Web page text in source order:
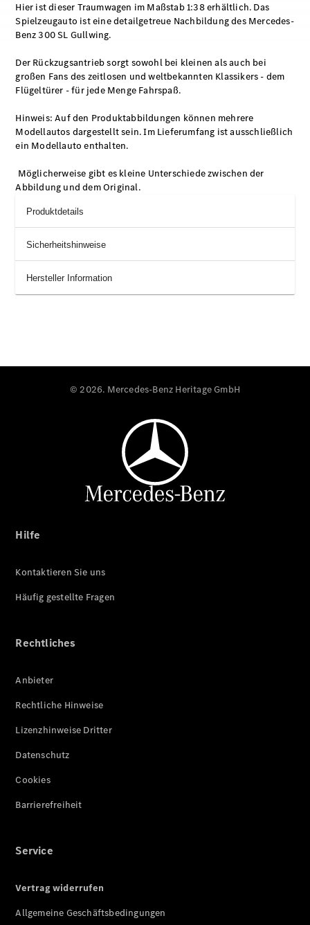
Hier ist dieser Traumwagen im Maßstab 1:38 erhältlich. Das
Spielzeugauto ist eine detailgetreue Nachbildung des Mercedes-
Benz 300 SL Gullwing.
Der Rückzugsantrieb sorgt sowohl bei kleinen als auch bei
großen Fans des zeitlosen und weltbekannten Klassikers - dem
Flügeltürer - für jede Menge Fahrspaß.
Hinweis: Auf den Produktabbildungen können mehrere
Modellautos dargestellt sein. Im Lieferumfang ist ausschließlich
ein Modellauto enthalten.
Möglicherweise gibt es kleine Unterschiede zwischen der
Abbildung und dem Original.
Produktdetails
Sicherheitshinweise
Hersteller Information
© 2026. Mercedes-Benz Heritage GmbH
Hilfe
Kontaktieren Sie uns
Häufig gestellte Fragen
Rechtliches
Anbieter
Rechtliche Hinweise
Lizenzhinweise Dritter
Datenschutz
Cookies
Barrierefreiheit
Service
Vertrag widerrufen
Allgemeine Geschäftsbedingungen